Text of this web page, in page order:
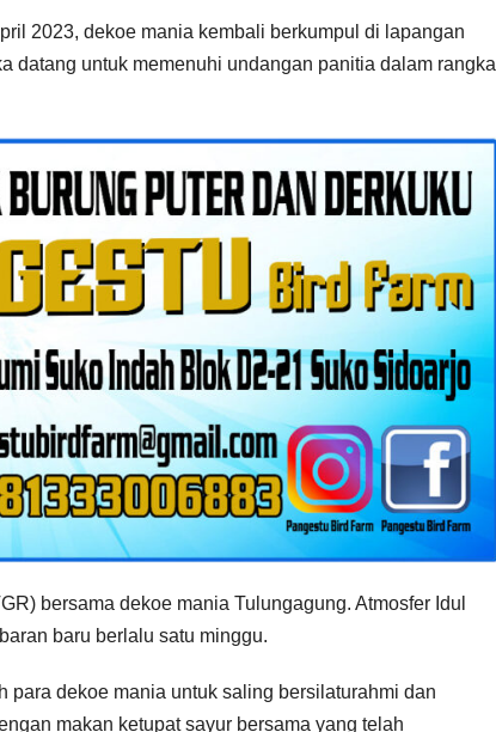
2023, dekoe mania kembali berkumpul di lapangan
datang untuk memenuhi undangan panitia dalam rangka
bersama dekoe mania Tulungagung. Atmosfer Idul
baru berlalu satu minggu.
dekoe mania untuk saling bersilaturahmi dan
makan ketupat sayur bersama yang telah